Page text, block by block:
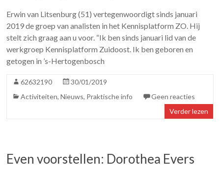
Erwin van Litsenburg (51) vertegenwoordigt sinds januari
2019 de groep van analisten in het Kennisplatform ZO. Hij
stelt zich graag aan u voor. “Ik ben sinds januari lid van de
werkgroep Kennisplatform Zuidoost. Ik ben geboren en
getogen in ’s-Hertogenbosch
62632190
30/01/2019
Activiteiten,Nieuws, Praktische info
Geen reacties
Verder lezen
Even voorstellen: Dorothea Evers